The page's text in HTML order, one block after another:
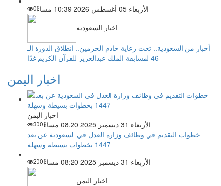
الأربعاء 05 أغسطس 2026 10:39 مساءً
0
اخبار السعوديه
أخبار من السعودية.. تحت رعاية خادم الحرمين.. انطلاق الدورة الـ
46 لمسابقة الملك عبدالعزيز للقرآن الكريم غدًا
اخبار اليمن
اخبار اليمن
الأربعاء 31 ديسمبر 2025 08:20 مساءً
300
خطوات التقديم في وظائف وزارة العدل في السعودية عن بعد
1447 بخطوات بسيطة وسهلة
الأربعاء 31 ديسمبر 2025 08:20 مساءً
200
اخبار اليمن